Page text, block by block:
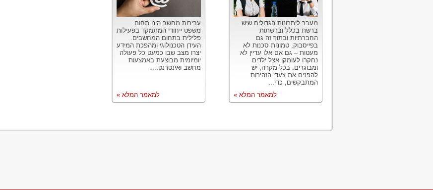
מעבר ליתרונות הגדולים שיש
ברשת בכלל וברשתות
החברתיות ובתוך זה גם
בפייסבוק, טמונות סכנות לא
מעטות – גם אם אלו עדיין לא
נחקרו לעומקן אצל ילדים
ומבוגרים. בכל מקרה, יש
להפנים את צעדי הזהירות
המתבקשים, כדי...
למאמר המלא »
עבירות מחשב הינו תחום
משפט ייחודי המתמקד בפעילות
פלילית בתחום המחשבים.
העידן הטכנולוגי ומהפכת המידע
יצרו מצב שבו כמעט כל פעולה
יומיומית מבוצעת באמצעות
מחשב ואינטרנט....
למאמר המלא »